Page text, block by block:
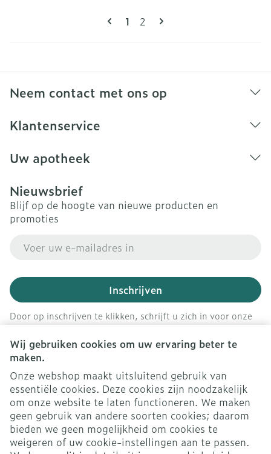
Wij gebruiken cookies om uw ervaring beter te
maken.
Onze webshop maakt uitsluitend gebruik van
essentiële cookies. Deze cookies zijn noodzakelijk
om onze website te laten functioneren. We maken
geen gebruik van andere soorten cookies; daarom
bieden we geen mogelijkheid om cookies te
weigeren of uw cookie-instellingen aan te passen.
Pagina's
U lees momenteel pagina
1 Pagina
2
Neem contact met ons op
Klantenservice
Uw apotheek
Nieuwsbrief
Blijf op de hoogte van nieuwe producten en
promoties
Inschrijven
Door op inschrijven te klikken, schrijft u zich in voor onze
nieuwsbrief en gaat u akkoord met onzeprivacy policy.
Juridische links